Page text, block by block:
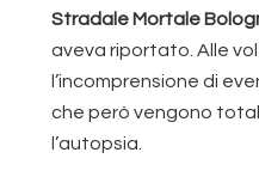
Stradale Mortale
aveva riportato. Alle
l’incomprensione di
che però vengono
l’autopsia.